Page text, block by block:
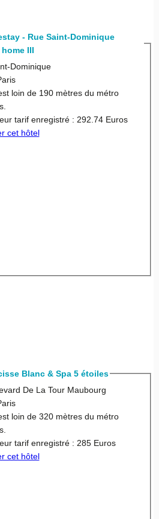
- Rue Saint-Dominique
III
Dominique
loin de 190 mètres du métro
tarif enregistré : 292.74 Euros
cet hôtel
Blanc & Spa 5 étoiles
De La Tour Maubourg
loin de 320 mètres du métro
tarif enregistré : 285 Euros
cet hôtel